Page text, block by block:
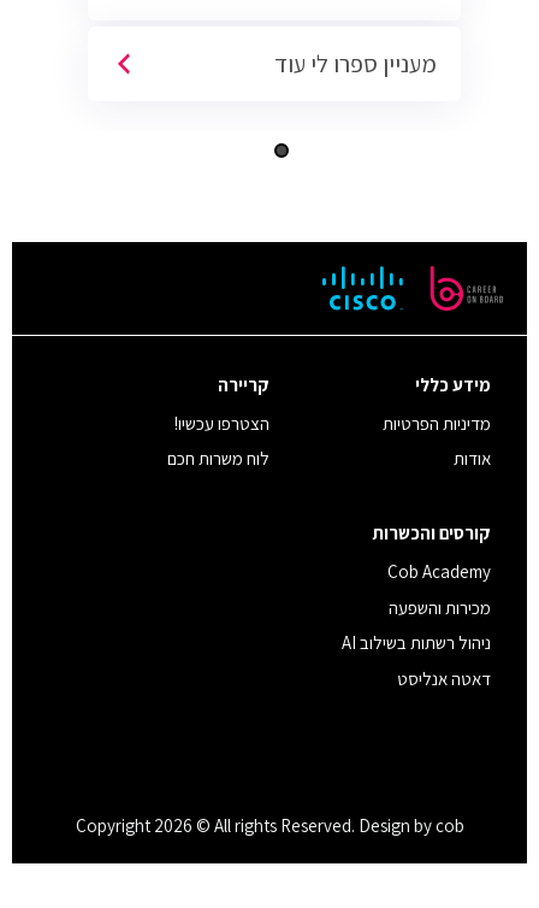
מעניין ספרו לי עוד
מידע כללי
מדיניות הפרטיות
אודות
קריירה
הצטרפו עכשיו!
לוח משרות חכם
קורסים והכשרות
Cob Academy
מכירות והשפעה
ניהול רשתות בשילוב AI
דאטה אנליסט
Copyright 2026 © All rights Reserved. Design by cob